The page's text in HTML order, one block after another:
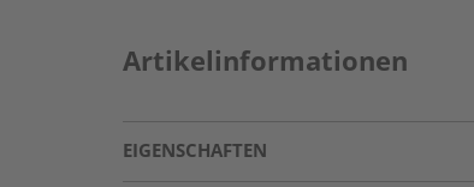
Artikelinformationen
EIGENSCHAFTEN